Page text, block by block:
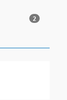
2